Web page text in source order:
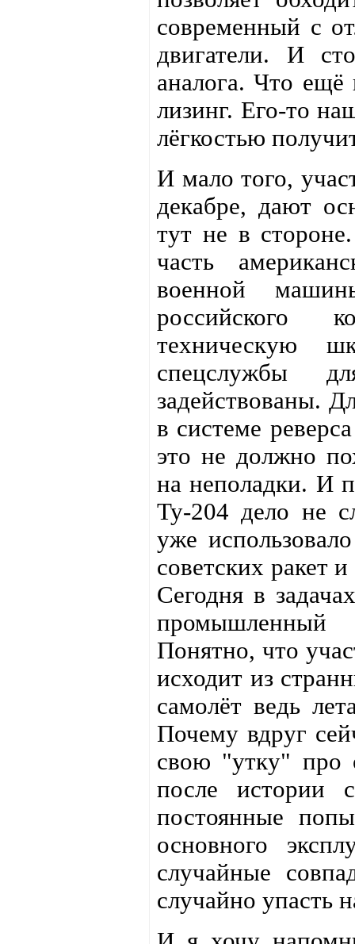
современный с
двигатели. И
аналога. Что
лизинг. Его-то
лёгкостью
И мало того,
декабре, дают
тут не в
часть
военной
российского
техническую
спецслужбы
задействованы.
в системе
это не должно
на неполадки. И
Ту-204 дело не
уже
советских ракет
Сегодня в
Понятно, что
исходит из
самолёт ведь
Почему вдруг
свою "утку" про
после истории
постоянные
основного
случайные
случайно упасть